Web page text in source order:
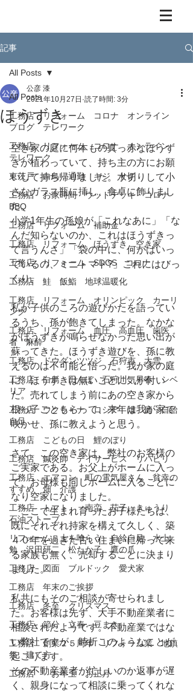
記事
All Posts
工務店 リフォーム コロナ オンライン
ブログ テレワーク
工務店 リフォーム コロナ オンライン
テレワーク
東茨戸 白鳥 通勤 キジ サギ
工務店 お家時間 ウッドデッキ コロナ
BBQ
工務店 リフォーム 補助金
工務店 リフォーム ほうずき 空き家
工務店 リフォーム SDGS コロナ
工務店 鮭 飯鮨 地球温暖化
工務店 リフォーム オリンピック カーリ
ング
工務店 リフォーム 血圧 高血圧 歯医
者 麻酔
工務店 ドウダンツツジ 石狩市 大雪
工務店 白鳥 田んぼ 石狩川 早春 シベ
リア
工務店 ウクライナ ロシア 畑 庭 自給
自足
工務店 こどもの日 鯉のぼり
工務店 鍼灸師 デイサービス リハビリ
工務店 エアコン 町の電気屋さん 貧幸の
すすめ 畑 介護
工務店 トマト 南蛮 茄子 きゅうり
石油ストーブ
リフォーム 土を喰らう 自給自足 水上
勉 沢田研二 松たか子 鷹の爪
工務店 図面 ブルドック 愛犬家
工務店 年末のご挨拶
工務店 冬至 クリスマス
工務店 節分 立春 豆まき
工務店 創業２５周年 リフォーム業 地鎮
祭 建て方
工務店 お年玉 お正月
All Posts
ほうずき
公彦 漆
2021年10月27日 読了時間: 3分
空き家の庭に何本もの真っ赤なほうず
きが植わっていて、持ち主の方にお願
いして持ち帰りました。水切りして小
さなガラス瓶に挿し、食卓に飾りまし
た。
小学1年生の孫娘が「これなあに」「な
んだ知らないのか、これはほうずきっ
て言うんさ」「袋の中に、何がはいっ
ているの、ミニトマト?」これにはびっ
くり。
私が子供のころの遊びかたを語ってい
るうち、孫が飽きてしまった。なかな
かほうずきが鳴らせなかった思い出が
蘇ってきた。ほうずき遊びを、孫に教
えるのは不可能と悟った。我が家の庭
に、ほうずきは無いことに気が付い
た。売れてしまう前にあの空き家から
根っ子ごともらって、来年は我が家で
咲かせ、孫に教えようと思う。
さて、この空き家は、弊社のお客様の
ご実家である。お父上がホームに入っ
て、お母様も同じホームに入ることに
なり空家になりました。
ここで生まれ育ったお子様たちは、
既にそれぞれ持家を構えて久しく、築
４０年を過ぎた古い住まいに帰って来
る家族も無く、売却することに決まり
ました。
私共にもそのご相談が寄せられまし
た。お客様は先ず、大手不動産業者に
相談されたようです。不動産業ではな
い弊社ですが、時折このようなことが
起こります。
その不動産業者が忙しいのか返事が遅
く、親身になって相談に乗ってくれな